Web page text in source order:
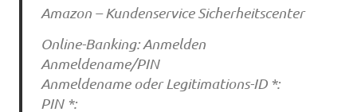
Amazon – Kundenservice Sicherheitscenter
Online-Banking: Anmelden
Anmeldename/PIN
Anmeldename oder Legitimations-ID *:
PIN *: